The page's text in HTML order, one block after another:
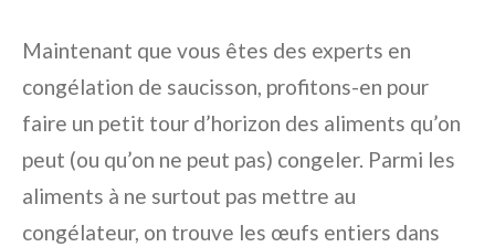
Maintenant que vous êtes des experts en
congélation de saucisson, profitons-en pour
faire un petit tour d’horizon des aliments qu’on
peut (ou qu’on ne peut pas) congeler. Parmi les
aliments à ne surtout pas mettre au
congélateur, on trouve les œufs entiers dans